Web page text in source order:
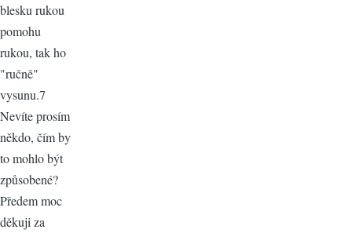
blesku rukou
pomohu
rukou, tak ho
"ručně"
vysunu.7
Nevíte prosím
někdo, čím by
to mohlo být
způsobené?
Předem moc
děkuji za